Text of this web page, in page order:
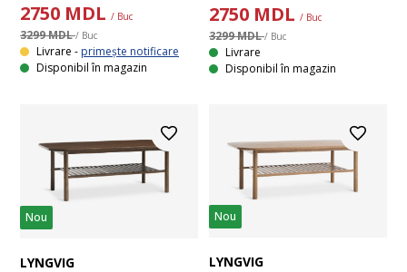
2750 MDL / Buc
3299 MDL/ Buc
Livrare - primește notificare
Disponibil în magazin
2750 MDL / Buc
3299 MDL/ Buc
Livrare
Disponibil în magazin
Nou
LYNGVIG
Nou
LYNGVIG